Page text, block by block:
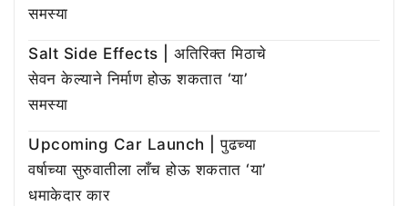
समस्या
Salt Side Effects | अतिरिक्त मिठाचे
सेवन केल्याने निर्माण होऊ शकतात ‘या’
समस्या
Upcoming Car Launch | पुढच्या
वर्षाच्या सुरुवातीला लाँच होऊ शकतात ‘या’
धमाकेदार कार